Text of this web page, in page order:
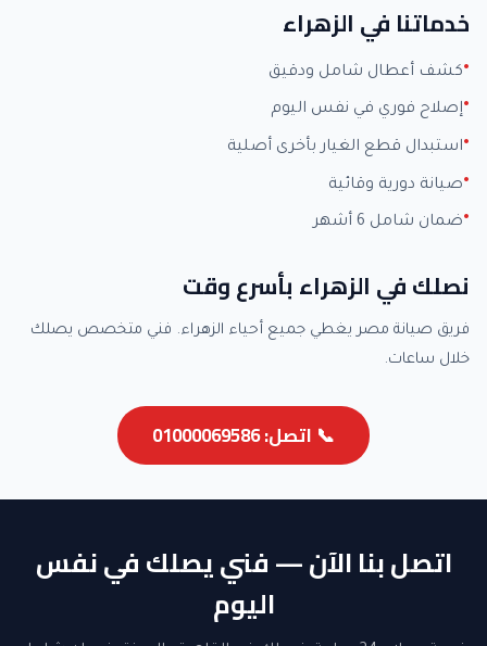
خدماتنا في الزهراء
كشف أعطال شامل ودقيق
إصلاح فوري في نفس اليوم
استبدال قطع الغيار بأخرى أصلية
صيانة دورية وقائية
ضمان شامل 6 أشهر
نصلك في الزهراء بأسرع وقت
فريق صيانة مصر يغطي جميع أحياء الزهراء. فني متخصص يصلك
خلال ساعات.
📞 اتصل: 01000069586
اتصل بنا الآن — فني يصلك في نفس
اليوم